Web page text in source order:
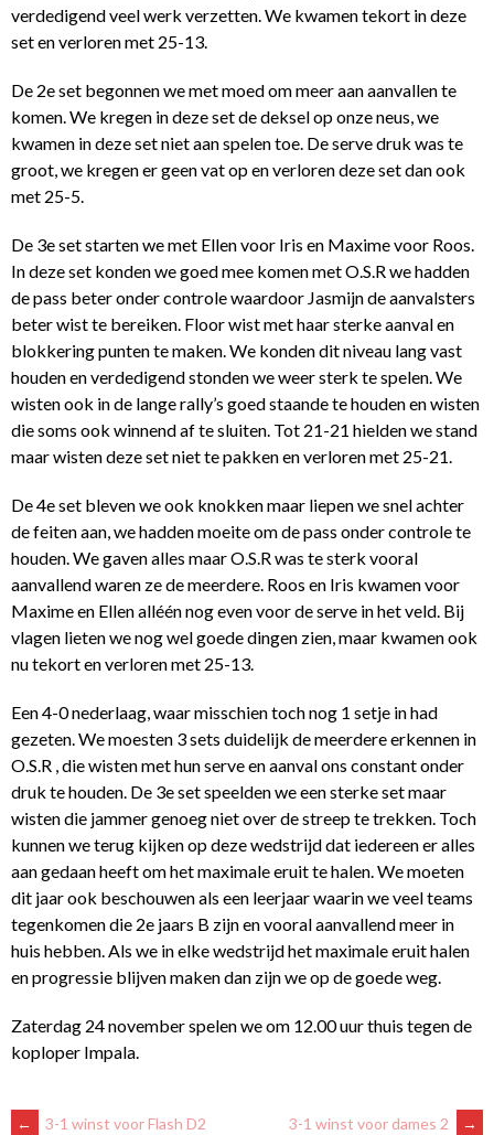
verdedigend veel werk verzetten. We kwamen tekort in deze
set en verloren met 25-13.
De 2e set begonnen we met moed om meer aan aanvallen te
komen. We kregen in deze set de deksel op onze neus, we
kwamen in deze set niet aan spelen toe. De serve druk was te
groot, we kregen er geen vat op en verloren deze set dan ook
met 25-5.
De 3e set starten we met Ellen voor Iris en Maxime voor Roos.
In deze set konden we goed mee komen met O.S.R we hadden
de pass beter onder controle waardoor Jasmijn de aanvalsters
beter wist te bereiken. Floor wist met haar sterke aanval en
blokkering punten te maken. We konden dit niveau lang vast
houden en verdedigend stonden we weer sterk te spelen. We
wisten ook in de lange rally’s goed staande te houden en wisten
die soms ook winnend af te sluiten. Tot 21-21 hielden we stand
maar wisten deze set niet te pakken en verloren met 25-21.
De 4e set bleven we ook knokken maar liepen we snel achter
de feiten aan, we hadden moeite om de pass onder controle te
houden. We gaven alles maar O.S.R was te sterk vooral
aanvallend waren ze de meerdere. Roos en Iris kwamen voor
Maxime en Ellen alléén nog even voor de serve in het veld. Bij
vlagen lieten we nog wel goede dingen zien, maar kwamen ook
nu tekort en verloren met 25-13.
Een 4-0 nederlaag, waar misschien toch nog 1 setje in had
gezeten. We moesten 3 sets duidelijk de meerdere erkennen in
O.S.R , die wisten met hun serve en aanval ons constant onder
druk te houden. De 3e set speelden we een sterke set maar
wisten die jammer genoeg niet over de streep te trekken. Toch
kunnen we terug kijken op deze wedstrijd dat iedereen er alles
aan gedaan heeft om het maximale eruit te halen. We moeten
dit jaar ook beschouwen als een leerjaar waarin we veel teams
tegenkomen die 2e jaars B zijn en vooral aanvallend meer in
huis hebben. Als we in elke wedstrijd het maximale eruit halen
en progressie blijven maken dan zijn we op de goede weg.
Zaterdag 24 november spelen we om 12.00 uur thuis tegen de
koploper Impala.
← 3-1 winst voor Flash D2 3-1 winst voor dames 2 →